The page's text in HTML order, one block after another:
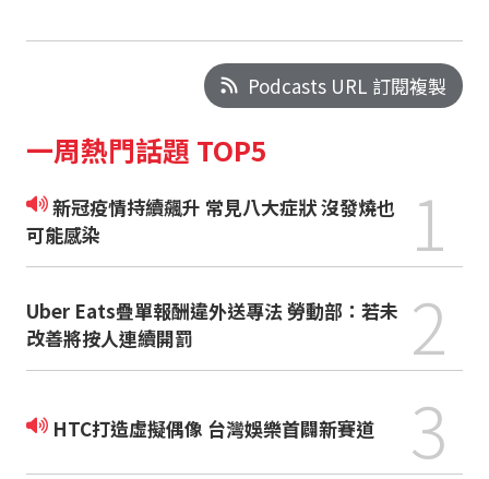
Podcasts URL 訂閱複製
一周熱門話題 TOP5
新冠疫情持續飆升 常見八大症狀 沒發燒也
可能感染
1
Uber Eats疊單報酬違外送專法 勞動部：若未
改善將按人連續開罰
2
HTC打造虛擬偶像 台灣娛樂首闢新賽道 3